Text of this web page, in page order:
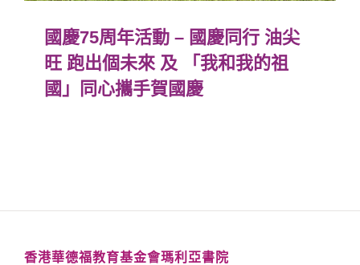
國慶75周年活動 – 國慶同行 油尖
旺 跑出個未來 及 「我和我的祖
國」同心攜手賀國慶
香港華德福教育基金會瑪利亞書院